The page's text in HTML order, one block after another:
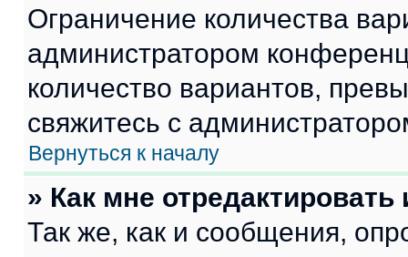
Ограничение количества
администратором
количество вариантов,
свяжитесь с
Вернуться к началу
» Как мне
Так же, как и сообщения,